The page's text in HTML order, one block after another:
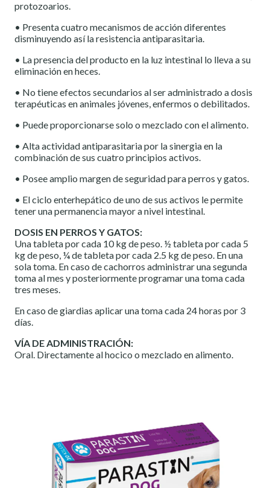
protozoarios.
• Presenta cuatro mecanismos de acción diferentes
disminuyendo así la resistencia antiparasitaria.
• La presencia del producto en la luz intestinal lo lleva a su
eliminación en heces.
• No tiene efectos secundarios al ser administrado a dosis
terapéuticas en animales jóvenes, enfermos o debilitados.
• Puede proporcionarse solo o mezclado con el alimento.
• Alta actividad antiparasitaria por la sinergia en la
combinación de sus cuatro principios activos.
• Posee amplio margen de seguridad para perros y gatos.
• El ciclo enterhepático de uno de sus activos le permite
tener una permanencia mayor a nivel intestinal.
DOSIS EN PERROS Y GATOS:
Una tableta por cada 10 kg de peso. ½ tableta por cada 5
kg de peso, ¼ de tableta por cada 2.5 kg de peso. En una
sola toma. En caso de cachorros administrar una segunda
toma al mes y posteriormente programar una toma cada
tres meses.
En caso de giardias aplicar una toma cada 24 horas por 3
días.
VÍA DE ADMINISTRACIÓN:
Oral. Directamente al hocico o mezclado en alimento.